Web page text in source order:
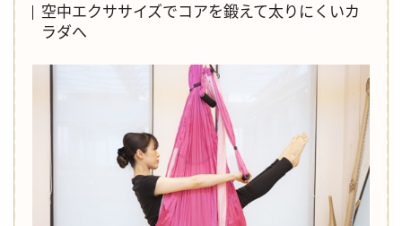
空中エクササイズでコアを鍛えて太りにくいカ
ラダへ